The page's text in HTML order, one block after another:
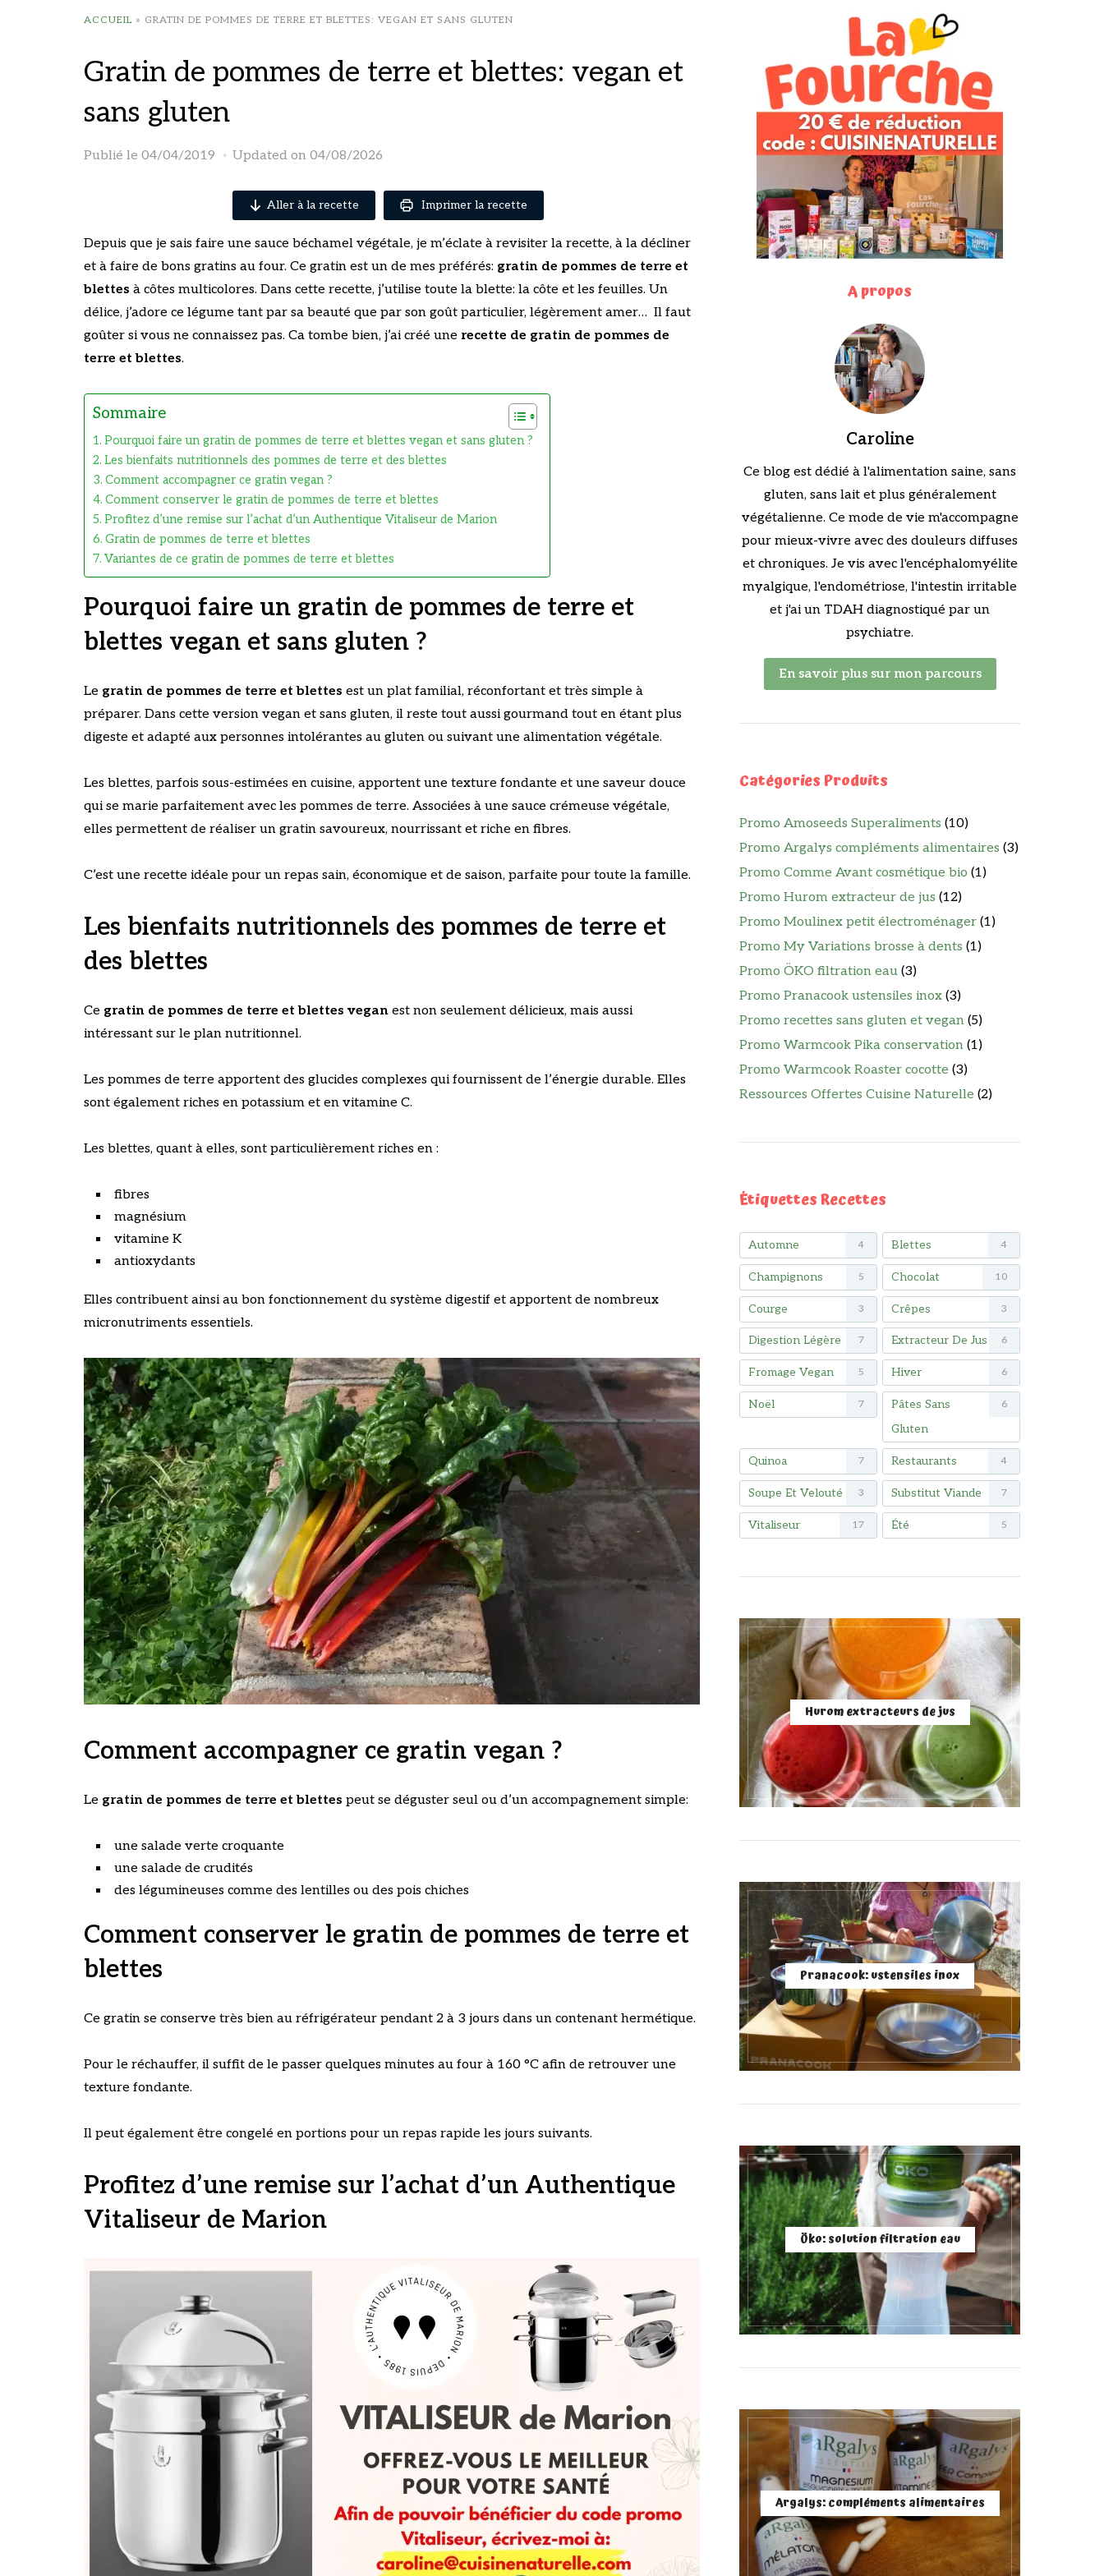
ACCUEIL » GRATIN DE POMMES DE TERRE ET BLETTES: VEGAN ET SANS GLUTEN
Gratin de pommes de terre et blettes: vegan et
sans gluten
Publié le 04/04/2019 Updated on 04/08/2026
Aller à la recette Imprimer la recette
Depuis que je sais faire une sauce béchamel végétale, je m’éclate à revisiter la recette, à la décliner
et à faire de bons gratins au four. Ce gratin est un de mes préférés: gratin de pommes de terre et
blettes à côtes multicolores. Dans cette recette, j’utilise toute la blette: la côte et les feuilles. Un
délice, j’adore ce légume tant par sa beauté que par son goût particulier, légèrement amer… Il faut
goûter si vous ne connaissez pas. Ca tombe bien, j’ai créé une recette de gratin de pommes de
terre et blettes.
Sommaire
Pourquoi faire un gratin de pommes de terre et blettes vegan et sans gluten ?
Les bienfaits nutritionnels des pommes de terre et des blettes
Comment accompagner ce gratin vegan ?
Comment conserver le gratin de pommes de terre et blettes
Profitez d’une remise sur l’achat d’un Authentique Vitaliseur de Marion
Gratin de pommes de terre et blettes
Variantes de ce gratin de pommes de terre et blettes
Pourquoi faire un gratin de pommes de terre et
blettes vegan et sans gluten ?
Le gratin de pommes de terre et blettes est un plat familial, réconfortant et très simple à
préparer. Dans cette version vegan et sans gluten, il reste tout aussi gourmand tout en étant plus
digeste et adapté aux personnes intolérantes au gluten ou suivant une alimentation végétale.
Les blettes, parfois sous-estimées en cuisine, apportent une texture fondante et une saveur douce
qui se marie parfaitement avec les pommes de terre. Associées à une sauce crémeuse végétale,
elles permettent de réaliser un gratin savoureux, nourrissant et riche en fibres.
C’est une recette idéale pour un repas sain, économique et de saison, parfaite pour toute la famille.
Les bienfaits nutritionnels des pommes de terre et
des blettes
Ce gratin de pommes de terre et blettes vegan est non seulement délicieux, mais aussi
intéressant sur le plan nutritionnel.
Les pommes de terre apportent des glucides complexes qui fournissent de l’énergie durable. Elles
sont également riches en potassium et en vitamine C.
Les blettes, quant à elles, sont particulièrement riches en :
fibres
magnésium
vitamine K
antioxydants
Elles contribuent ainsi au bon fonctionnement du système digestif et apportent de nombreux
micronutriments essentiels.
Comment accompagner ce gratin vegan ?
Le gratin de pommes de terre et blettes peut se déguster seul ou d’un accompagnement simple:
une salade verte croquante
une salade de crudités
des légumineuses comme des lentilles ou des pois chiches
Comment conserver le gratin de pommes de terre et
blettes
Ce gratin se conserve très bien au réfrigérateur pendant 2 à 3 jours dans un contenant hermétique.
Pour le réchauffer, il suffit de le passer quelques minutes au four à 160 °C afin de retrouver une
texture fondante.
Il peut également être congelé en portions pour un repas rapide les jours suivants.
Profitez d’une remise sur l’achat d’un Authentique
Vitaliseur de Marion
A propos
Caroline
Ce blog est dédié à l'alimentation saine, sans
gluten, sans lait et plus généralement
végétalienne. Ce mode de vie m'accompagne
pour mieux-vivre avec des douleurs diffuses
et chroniques. Je vis avec l'encéphalomyélite
myalgique, l'endométriose, l'intestin irritable
et j'ai un TDAH diagnostiqué par un
psychiatre.
En savoir plus sur mon parcours
Catégories Produits
Promo Amoseeds Superaliments (10)
Promo Argalys compléments alimentaires (3)
Promo Comme Avant cosmétique bio (1)
Promo Hurom extracteur de jus (12)
Promo Moulinex petit électroménager (1)
Promo My Variations brosse à dents (1)
Promo ÖKO filtration eau (3)
Promo Pranacook ustensiles inox (3)
Promo recettes sans gluten et vegan (5)
Promo Warmcook Pika conservation (1)
Promo Warmcook Roaster cocotte (3)
Ressources Offertes Cuisine Naturelle (2)
Étiquettes Recettes
Automne 4 Blettes 4
Champignons 5 Chocolat 10
Courge 3 Crêpes 3
Digestion Légère 7 Extracteur De Jus 6
Fromage Vegan 5 Hiver 6
Noël 7
Pâtes Sans
Gluten
6
Quinoa 7 Restaurants 4
Soupe Et Velouté 3 Substitut Viande 7
Vitaliseur 17 Été 5
Hurom extracteurs de jus
Pranacook: ustensiles inox
Öko: solution filtration eau
Argalys: compléments alimentaires